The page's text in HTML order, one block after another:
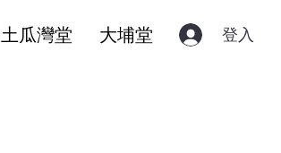
土瓜灣堂 大埔堂 登入